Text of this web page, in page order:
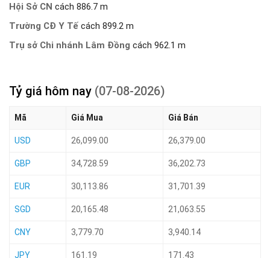
Hội Sở CN cách 886.7 m
Trường CĐ Y Tế cách 899.2 m
Trụ sở Chi nhánh Lâm Đồng cách 962.1 m
Tỷ giá hôm nay (07-08-2026)
Mã Giá Mua Giá Bán
USD 26,099.00 26,379.00
GBP 34,728.59 36,202.73
EUR 30,113.86 31,701.39
SGD 20,165.48 21,063.55
CNY 3,779.70 3,940.14
JPY 161.19 171.43